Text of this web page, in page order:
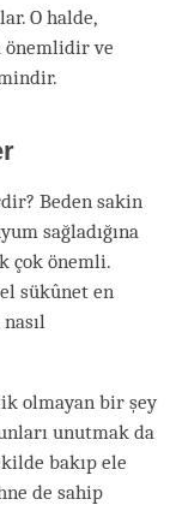
O halde,
önemlidir ve
Beden sakin
sağladığına
çok önemli.
sükûnet en
olmayan bir şey
unutmak da
bakıp ele
de sahip